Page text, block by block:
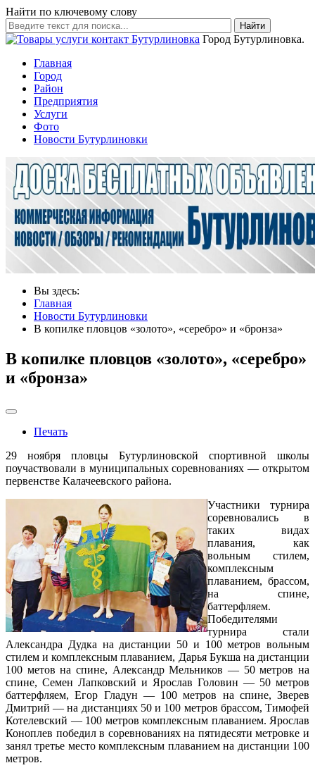
Найти по ключевому слову
Найти
Город Бутурлиновка.
Главная
Город
Район
Предприятия
Услуги
Фото
Новости Бутурлиновки
Вы здесь:
Главная
Новости Бутурлиновки
В копилке пловцов «золото», «серебро» и «бронза»
В копилке пловцов «золото», «серебро»
и «бронза»
Печать
29 ноября пловцы Бутурлиновской спортивной школы
поучаствовали в муниципальных соревнованиях — открытом
первенстве Калачеевского района.
Участники турнира
соревновались в
таких видах
плавания, как
вольным стилем,
комплексным
плаванием, брассом,
на спине,
баттерфляем.
Победителями
турнира стали
Александра Дудка на дистанции 50 и 100 метров вольным
стилем и комплексным плаванием, Дарья Букша на дистанции
100 метов на спине, Александр Мельников — 50 метров на
спине, Семен Лапковский и Ярослав Головин — 50 метров
баттерфляем, Егор Гладун — 100 метров на спине, Зверев
Дмитрий — на дистанциях 50 и 100 метров брассом, Тимофей
Котелевский — 100 метров комплексным плаванием. Ярослав
Коноплев победил в соревнованиях на пятидесяти метровке и
занял третье место комплексным плаванием на дистанции 100
метров.